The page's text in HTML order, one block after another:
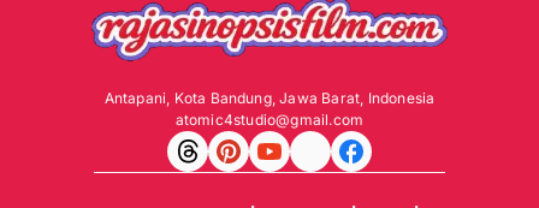
Antapani, Kota Bandung, Jawa Barat, Indonesia
atomic4studio@gmail.com